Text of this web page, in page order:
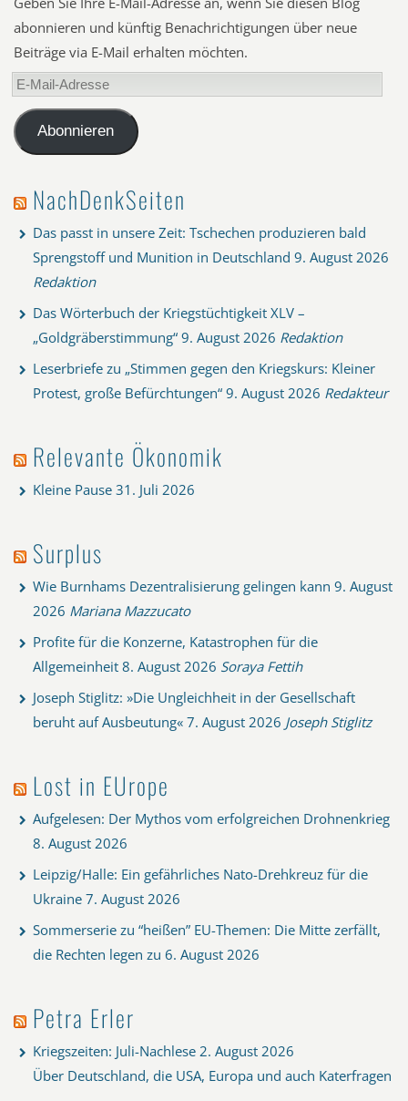
abonnieren und künftig Benachrichtigungen über neue
Beiträge via E-Mail erhalten möchten.
E-
Mail-
AdresseAbonnieren
NachDenkSeiten
Das passt in unsere Zeit: Tschechen produzieren bald
Sprengstoff und Munition in Deutschland 9. August 2026
Redaktion
Das Wörterbuch der Kriegstüchtigkeit XLV –
„Goldgräberstimmung“ 9. August 2026 Redaktion
Leserbriefe zu „Stimmen gegen den Kriegskurs: Kleiner
Protest, große Befürchtungen“ 9. August 2026 Redakteur
Relevante Ökonomik
Kleine Pause 31. Juli 2026
Surplus
Wie Burnhams Dezentralisierung gelingen kann 9. August
2026 Mariana Mazzucato
Profite für die Konzerne, Katastrophen für die
Allgemeinheit 8. August 2026 Soraya Fettih
Joseph Stiglitz: »Die Ungleichheit in der Gesellschaft
beruht auf Ausbeutung« 7. August 2026 Joseph Stiglitz
Lost in EUrope
Aufgelesen: Der Mythos vom erfolgreichen Drohnenkrieg
8. August 2026
Leipzig/Halle: Ein gefährliches Nato-Drehkreuz für die
Ukraine 7. August 2026
Sommerserie zu “heißen” EU-Themen: Die Mitte zerfällt,
die Rechten legen zu 6. August 2026
Petra Erler
Kriegszeiten: Juli-Nachlese 2. August 2026
Über Deutschland, die USA, Europa und auch Katerfragen